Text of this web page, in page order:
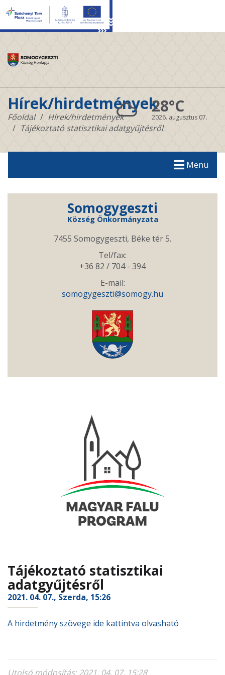
Hírek/hirdetmények
Főoldal
Hírek/hirdetmények
Tájékoztató statisztikai adatgyűjtésről
28°C
2026. augusztus 07.
Menü
Somogygeszti
Község Önkormányzata
7455 Somogygeszti, Béke tér 5.
Tel/fax:
+36 82 / 704 - 394
E-mail:
somogygeszti@somogy.hu
Tájékoztató statisztikai
adatgyűjtésről
2021. 04. 07., Szerda, 15:26
A hirdetmény szövege ide kattintva olvasható
Utolsó módosítás: 2021. 04. 07. 15:28